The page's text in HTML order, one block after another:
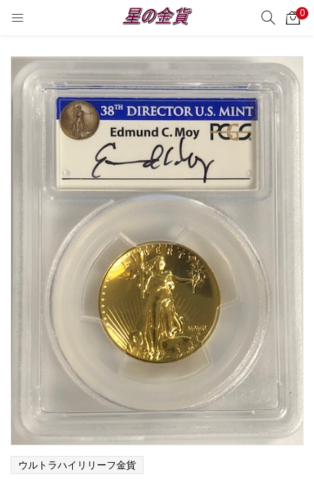
0
サーチ
ウルトラハイリリーフ金貨
Enter your username and password to login.
Remember me
Login
Lost password?